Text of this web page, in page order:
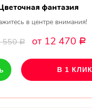
фантазия
в центре внимания!
550Р от 12 470 Р
В 1 КЛИК